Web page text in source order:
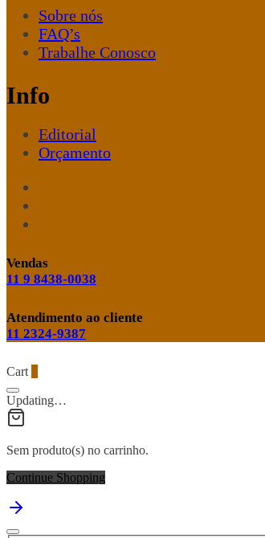
Sobre nós
FAQ’s
Trabalhe Conosco
Info
Editorial
Orçamento
Vendas
11 9 8438-0038
Atendimento ao cliente
11 2324-9387
Cart
Updating…
Sem produto(s) no carrinho.
Continue Shopping